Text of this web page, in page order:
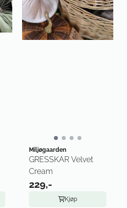
Miljøgaarden
GRESSKAR Velvet
Cream
229,-
Kjøp